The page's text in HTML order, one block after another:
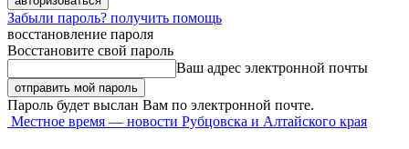
Забыли пароль? получить помощь
восстановление пароля
Восстановите свой пароль
Ваш адрес электронной почты
Пароль будет выслан Вам по электронной почте.
Местное время — новости Рубцовска и Алтайского края